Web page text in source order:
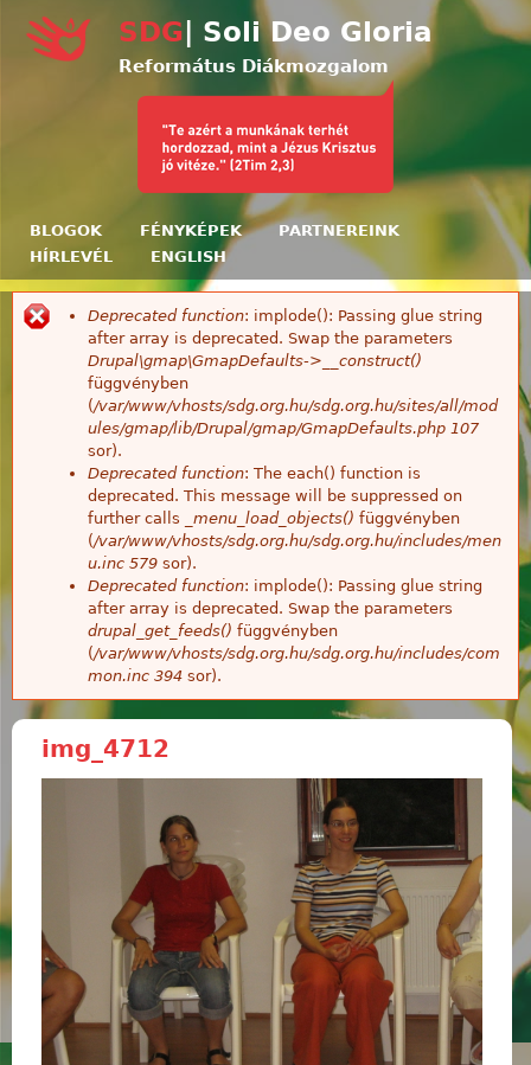
Ugrás a tartalomra
SDG | Soli Deo Gloria
Református Diákmozgalom
BLOGOK FÉNYKÉPEK
PARTNEREINK
HÍRLEVÉL
ENGLISH
Hibaüzenet
Deprecated function: implode(): Passing glue string
after array is deprecated. Swap the parameters
Drupal\gmap\GmapDefaults->__construct()
függvényben
(/var/www/vhosts/sdg.org.hu/sdg.org.hu/sites/all/mod
ules/gmap/lib/Drupal/gmap/GmapDefaults.php 107
sor).
Deprecated function: The each() function is
deprecated. This message will be suppressed on
further calls
_menu_load_objects() függvényben
(/var/www/vhosts/sdg.org.hu/sdg.org.hu/includes/men
u.inc 579 sor).
Deprecated function: implode(): Passing glue string
after array is deprecated. Swap the parameters
drupal_get_feeds() függvényben
(/var/www/vhosts/sdg.org.hu/sdg.org.hu/includes/com
mon.inc 394 sor).
img_4712